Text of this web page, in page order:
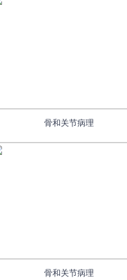
骨和关节病理
骨和关节病理